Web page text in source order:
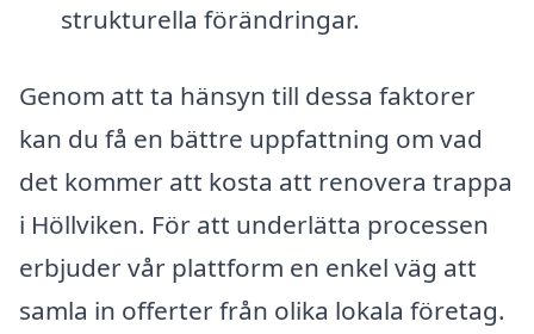
strukturella förändringar.
Genom att ta hänsyn till dessa faktorer
kan du få en bättre uppfattning om vad
det kommer att kosta att renovera trappa
i Höllviken. För att underlätta processen
erbjuder vår plattform en enkel väg att
samla in offerter från olika lokala företag.